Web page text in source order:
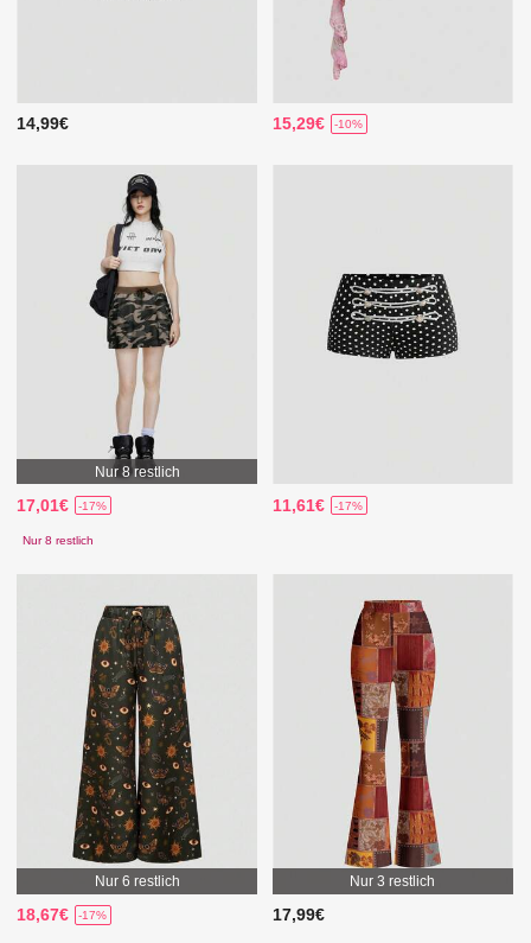
14,99€ 15,29€ -10%
Nur 8 restlich
17,01€ -17%
Nur 8 restlich
11,61€ -17%
Nur 6 restlich
18,67€ -17%
Nur 3 restlich
17,99€